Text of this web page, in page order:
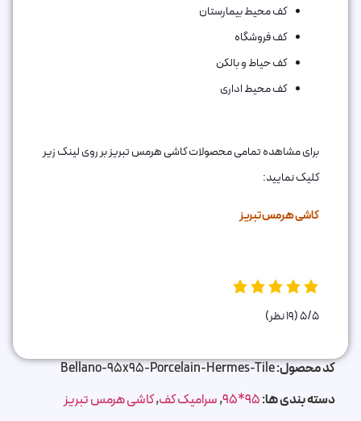
کف محیط بیمارستان
کف فروشگاه
کف حیاط و بالکن
کف محیط اداری
برای مشاهده تمامی محصولات کاشی هرمس تبریز بر روی لینک زیر
کلیک نمایید:
کاشی هرمس تبریز
5/5(19 نظر)
کد محصول:Bellano-95x95-Porcelain-Hermes-Tile
دسته بندی ها:95*95
,سرامیک کف,کاشی هرمس تبریز